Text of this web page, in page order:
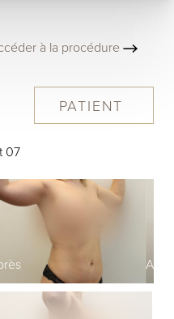
à la procédure
07
PATIENT